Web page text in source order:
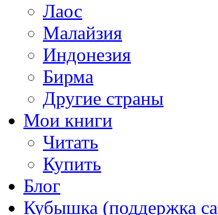
Лаос
Малайзия
Индонезия
Бирма
Другие страны
Мои книги
Читать
Купить
Блог
Кубышка (поддержка